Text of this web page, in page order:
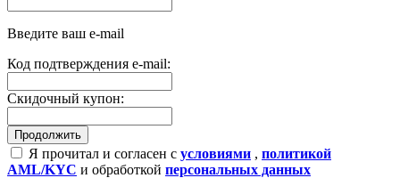
Введите ваш e-mail
Код подтверждения e-mail:
Скидочный купон:
Я прочитал и согласен с условиями , политикой
AML/KYC и обработкой персональных данных